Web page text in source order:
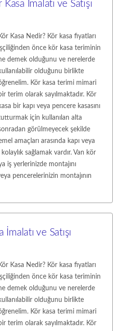
İmalatı ve Satışı
Kasa Nedir? Kör kasa fiyatları
önce kör kasa teriminin
demek olduğunu ve nerelerde
olduğunu birlikte
Kör kasa terimi mimari
terim olarak sayılmaktadır. Kör
bir kapı veya pencere kasasını
için kullanılan alta
görülmeyecek şekilde
amaçları arasında kapı veya
sağlamak vardır. Van kör
iş yerlerinizde montajını
pencerelerinizin montajının
ve Satışı
Kasa Nedir? Kör kasa fiyatları
önce kör kasa teriminin
demek olduğunu ve nerelerde
olduğunu birlikte
Kör kasa terimi mimari
terim olarak sayılmaktadır. Kör